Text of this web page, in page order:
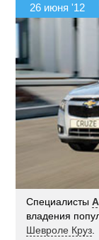
26 июня '12
Специалисты
владения
Шевроле Круз